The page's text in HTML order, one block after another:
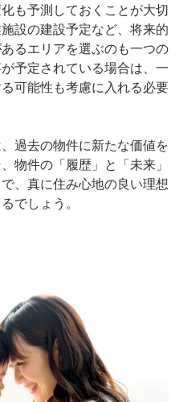
も予測しておくことが大切
設の建設予定など、将来的
るエリアを選ぶのも一つの
予定されている場合は、一
可能性も考慮に入れる必要
過去の物件に新たな価値を
物件の「履歴」と「未来」
、真に住み心地の良い理想
でしょう。